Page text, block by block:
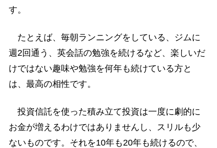
す。
たとえば、毎朝ランニングをしている、ジムに
週2回通う、英会話の勉強を続けるなど、楽しいだ
けではない趣味や勉強を何年も続けている方と
は、最高の相性です。
投資信託を使った積み立て投資は一度に劇的に
お金が増えるわけではありませんし、スリルも少
ないものです。それを10年も20年も続けるので、